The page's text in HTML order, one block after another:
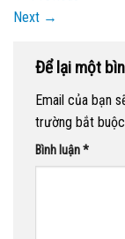
Next →
Để lại một
Email của bạn
trường bắt
Bình luận*